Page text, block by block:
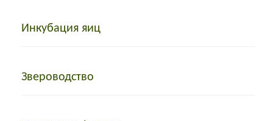
Инкубация яиц
Звероводство